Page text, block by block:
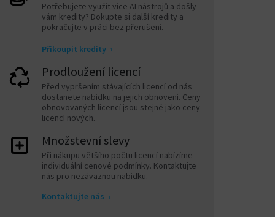
Potřebujete využít více AI nástrojů a došly
vám kredity? Dokupte si další kredity a
pokračujte v práci bez přerušení.
Přikoupit kredity ›
Prodloužení licencí
Před vypršením stávajících licencí od nás
dostanete nabídku na jejich obnovení. Ceny
obnovovaných licencí jsou stejné jako ceny
licencí nových.
Množstevní slevy
Při nákupu většího počtu licencí nabízíme
individuální cenové podmínky. Kontaktujte
nás pro nezávaznou nabídku.
Kontaktujte nás ›